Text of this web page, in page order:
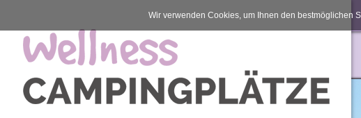
Wir verwenden Cookies, um Ihnen den